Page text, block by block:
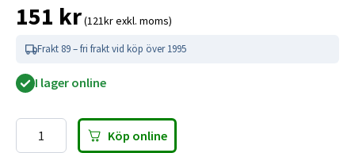
151 kr(121kr exkl. moms)
Frakt 89 – fri frakt vid köp över 1995
I lager online
Rundsling
Köp online